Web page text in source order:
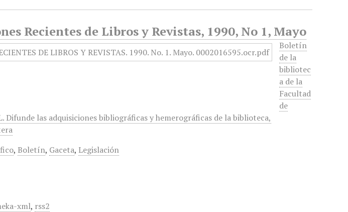
Recientes de Libros y Revistas, 1990, No 1, Mayo
Boletín
de la
bibliotec
a de la
Facultad
de
Difunde las adquisiciones bibliográficas y hemerográficas de la biblioteca,
, Boletín, Gaceta, Legislación
xml, rss2